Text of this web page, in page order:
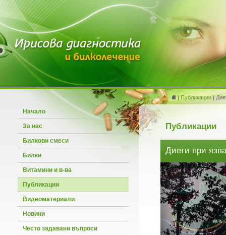
Начало
За нас
Билкови смеси
Билки
Витамини и в-ва
Публикации
Видеоматериали
Новини
Често задавани въпроси
| Публикации |
Публикации
Диети при язва